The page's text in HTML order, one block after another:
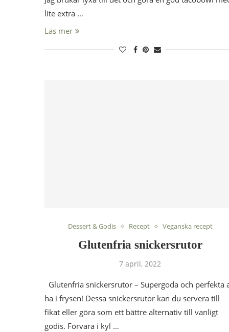
lite extra …
Läs mer
Dessert & Godis Recept Veganska recept
Glutenfria snickersrutor
7 april, 2022
Glutenfria snickersrutor – Supergoda och perfekta
ha i frysen! Dessa snickersrutor kan du servera till
fikat eller göra som ett bättre alternativ till vanligt
godis. Förvara i kyl …